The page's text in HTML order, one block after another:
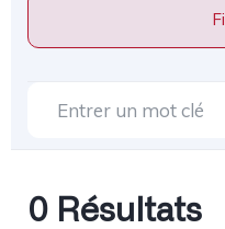
0 Résultats